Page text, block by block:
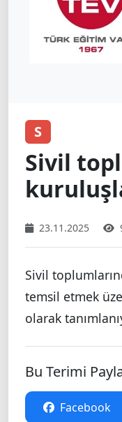
S
Sivil
23.11.2025
Sivil
temsil etmek
olarak
Bu Terimi
Facebook